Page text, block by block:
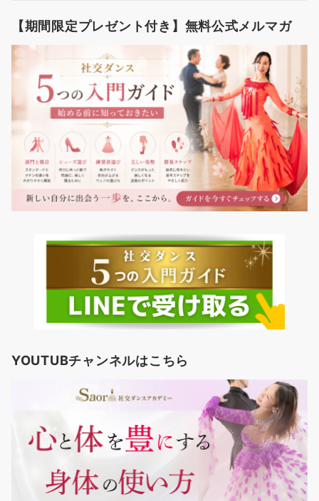
ン
【期間限定プレゼント付き】無料公式メルマガ
YOUTUBチャンネルはこちら